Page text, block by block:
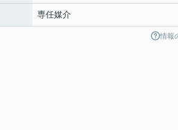
専任媒介
情報